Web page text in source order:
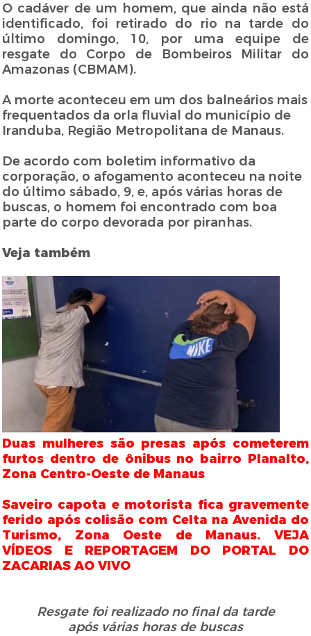
O cadáver de um homem, que ainda não está
identificado, foi retirado do rio na tarde do
último domingo, 10, por uma equipe de
resgate do Corpo de Bombeiros Militar do
Amazonas (CBMAM).
A morte aconteceu em um dos balneários mais
frequentados da orla fluvial do município de
Iranduba, Região Metropolitana de Manaus.
De acordo com boletim informativo da
corporação, o afogamento aconteceu na noite
do último sábado, 9, e, após várias horas de
buscas, o homem foi encontrado com boa
parte do corpo devorada por piranhas.
Veja também
Duas mulheres são presas após cometerem
furtos dentro de ônibus no bairro Planalto,
Zona Centro-Oeste de Manaus
Saveiro capota e motorista fica gravemente
ferido após colisão com Celta na Avenida do
Turismo, Zona Oeste de Manaus. VEJA
VÍDEOS E REPORTAGEM DO PORTAL DO
ZACARIAS AO VIVO
Resgate foi realizado no final da tarde
após várias horas de buscas